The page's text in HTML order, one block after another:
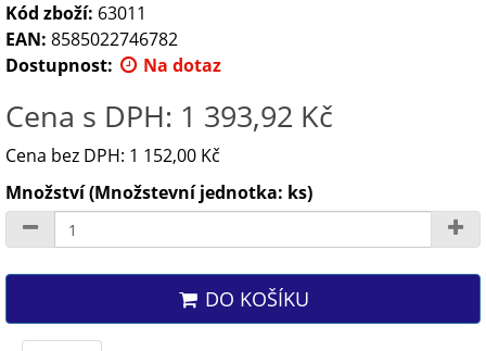
Kód zboží: 63011
EAN: 8585022746782
Dostupnost:
Na dotaz
Cena s DPH: 1 393,92 Kč
Cena bez DPH: 1 152,00 Kč
Množství (Množstevní jednotka: ks)
DO KOŠÍKU